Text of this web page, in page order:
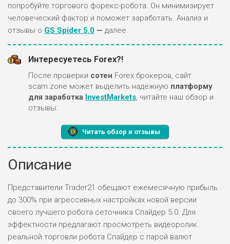
попробуйте торгового форекс-робота. Он минимизирует
человеческий фактор и поможет заработать. Анализ и
отзывы о GS Spider 5.0 — далее.
Интересуетесь Forex?!
После проверки сотен Forex брокеров, сайт
scam.zone может выделить надёжную платформу
для заработка InvestMarkets, читайте наш обзор и
отзывы:
Читать обзор и отзывы
Описание
Представители Trader21 обещают ежемесячную прибыль
до 300% при агрессивных настройках новой версии
своего лучшего робота сеточника Спайдер 5.0. Для
эффектности предлагают просмотреть видеоролик
реальной торговли робота Спайдер с парой валют